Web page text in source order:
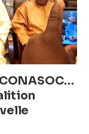
CONASOC…